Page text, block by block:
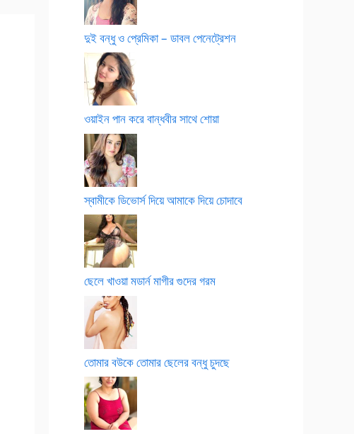
দুই বন্ধু ও প্রেমিকা – ডাবল পেনেট্রেশন
ওয়াইন পান করে বান্ধবীর সাথে শোয়া
স্বামীকে ডিভোর্স দিয়ে আমাকে দিয়ে চোদাবে
ছেলে খাওয়া মডার্ন মাগীর গুদের গরম
তোমার বউকে তোমার ছেলের বন্ধু চুদছে